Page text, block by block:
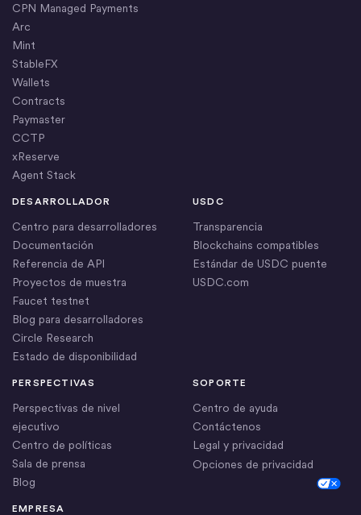
CPN Managed Payments
Arc
Mint
StableFX
Wallets
Contracts
Paymaster
CCTP
xReserve
Agent Stack
DESARROLLADOR
Centro para desarrolladores
Documentación
Referencia de API
Proyectos de muestra
Faucet testnet
Blog para desarrolladores
Circle Research
Estado de disponibilidad
EMPRESA
USDC
Transparencia
Blockchains compatibles
Estándar de USDC puente
USDC.com
PERSPECTIVAS
Perspectivas de nivel
ejecutivo
Centro de políticas
Sala de prensa
Blog
SOPORTE
Centro de ayuda
Contáctenos
Legal y privacidad
Opciones de privacidad